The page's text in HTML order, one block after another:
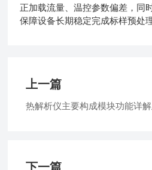
正加载流量、温控参数偏差，同
保障设备长期稳定完成标样预处
上一篇
热解析仪主要构成模块功能详
下一篇